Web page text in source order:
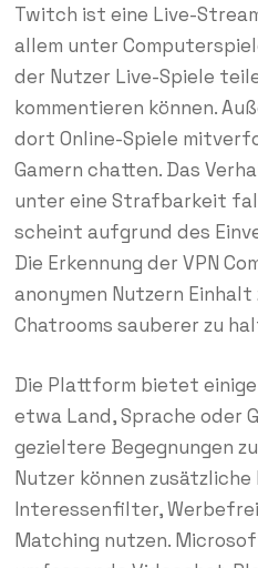
Twitch ist eine Live-
allem unter
der Nutzer Live-Spiele
kommentieren können.
dort Online-Spiele
Gamern chatten. Das
unter eine Strafbarkeit
scheint aufgrund des
Die Erkennung der VPN
anonymen Nutzern
Chatrooms sauberer zu
Die Plattform bietet
etwa Land, Sprache oder
gezieltere Begegnungen
Nutzer können
Interessenfilter,
Matching nutzen.